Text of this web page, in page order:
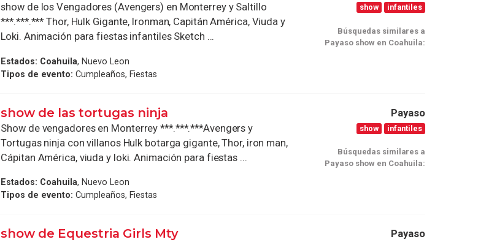
show de los Vengadores (Avengers) en Monterrey y Saltillo
***.***.*** Thor, Hulk Gigante, Ironman, Capitán América, Viuda y
Loki. Animación para fiestas infantiles Sketch ...
Estados: Coahuila, Nuevo Leon
Tipos de evento: Cumpleaños, Fiestas
show infantiles
Búsquedas similares a
Payaso show en Coahuila:
show de las tortugas ninja
Show de vengadores en Monterrey ***.***.***Avengers y
Tortugas ninja con villanos Hulk botarga gigante, Thor, iron man,
Cápitan América, viuda y loki. Animación para fiestas ...
Estados: Coahuila, Nuevo Leon
Tipos de evento: Cumpleaños, Fiestas
Payaso
show infantiles
Búsquedas similares a
Payaso show en Coahuila:
show de Equestria Girls Mty Payaso